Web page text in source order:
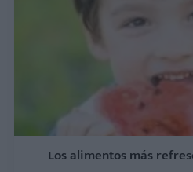
Los alimentos más